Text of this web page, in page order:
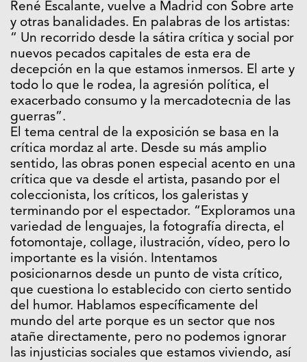
René Escalante, vuelve a Madrid con Sobre arte
y otras banalidades. En palabras de los artistas:
“ Un recorrido desde la sátira crítica y social por
nuevos pecados capitales de esta era de
decepción en la que estamos inmersos. El arte y
todo lo que le rodea, la agresión política, el
exacerbado consumo y la mercadotecnia de las
guerras”.
El tema central de la exposición se basa en la
crítica mordaz al arte. Desde su más amplio
sentido, las obras ponen especial acento en una
crítica que va desde el artista, pasando por el
coleccionista, los críticos, los galeristas y
terminando por el espectador. “Exploramos una
variedad de lenguajes, la fotografía directa, el
fotomontaje, collage, ilustración, vídeo, pero lo
importante es la visión. Intentamos
posicionarnos desde un punto de vista crítico,
que cuestiona lo establecido con cierto sentido
del humor. Hablamos específicamente del
mundo del arte porque es un sector que nos
atañe directamente, pero no podemos ignorar
las injusticias sociales que estamos viviendo, así